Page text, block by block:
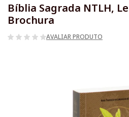
Bíblia Sagrada NTLH,
Brochura
AVALIAR PRODUTO